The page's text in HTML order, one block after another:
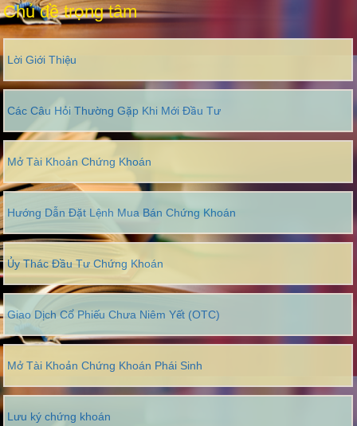
Chủ đề trọng tâm
Lời Giới Thiệu
Các Câu Hỏi Thường Gặp Khi Mới Đầu Tư
Mở Tài Khoản Chứng Khoán
Hướng Dẫn Đặt Lệnh Mua Bán Chứng Khoán
Ủy Thác Đầu Tư Chứng Khoán
Giao Dịch Cổ Phiếu Chưa Niêm Yết (OTC)
Mở Tài Khoản Chứng Khoán Phái Sinh
Lưu ký chứng khoán